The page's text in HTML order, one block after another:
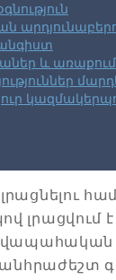
և առաքում
լրացվում
անհրաժեշտ